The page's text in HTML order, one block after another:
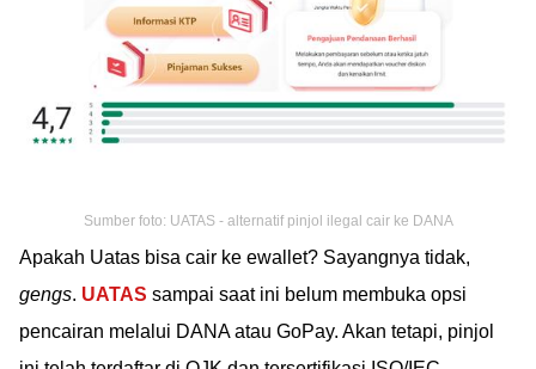
Sumber foto: UATAS - alternatif pinjol ilegal cair ke DANA
Apakah Uatas bisa cair ke ewallet? Sayangnya tidak,
gengs. UATAS sampai saat ini belum membuka opsi
pencairan melalui DANA atau GoPay. Akan tetapi, pinjol